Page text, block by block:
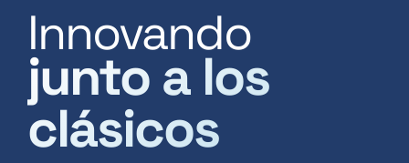
Innovando
junto a los
clásicos